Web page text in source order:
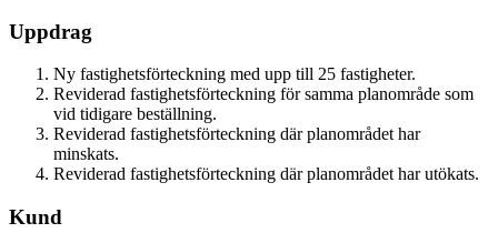
Uppdrag
Ny fastighetsförteckning med upp till 25 fastigheter.
Reviderad fastighetsförteckning för samma planområde som
vid tidigare beställning.
Reviderad fastighetsförteckning där planområdet har
minskats.
Reviderad fastighetsförteckning där planområdet har utökats.
Kund